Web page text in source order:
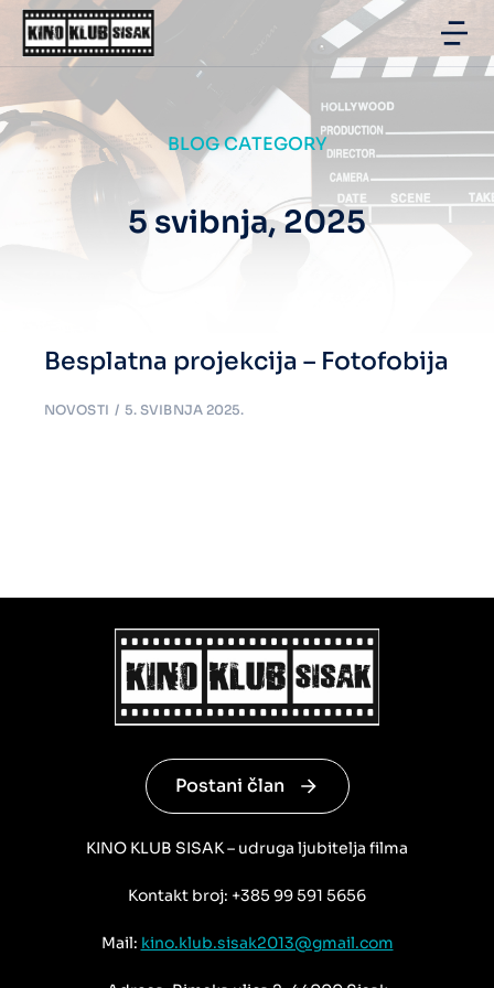
BLOG CATEGORY
5 svibnja, 2025
Besplatna projekcija – Fotofobija
NOVOSTI 5. SVIBNJA 2025.
Postani član
KINO KLUB SISAK – udruga ljubitelja filma
Kontakt broj: +385 99 591 5656
Mail: kino.klub.sisak2013@gmail.com